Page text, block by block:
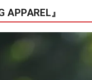
APPAREL』